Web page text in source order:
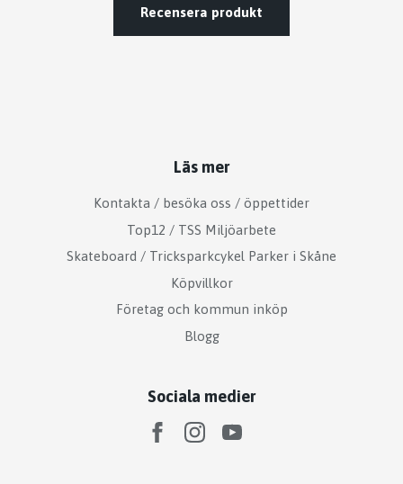
Recensera produkt
Läs mer
Kontakta / besöka oss / öppettider
Top12 / TSS Miljöarbete
Skateboard / Tricksparkcykel Parker i Skåne
Köpvillkor
Företag och kommun inköp
Blogg
Sociala medier